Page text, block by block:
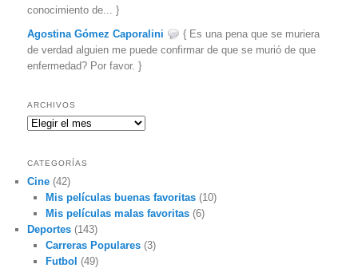
conocimiento de... }
Agostina Gómez Caporalini
{ Es una pena que se muriera
de verdad alguien me puede confirmar de que se murió de que
enfermedad? Por favor. }
ARCHIVOS
Archivos
CATEGORÍAS
Cine (42)
Mis películas buenas favoritas(10)
Mis películas malas favoritas(6)
Deportes (143)
Carreras Populares(3)
Futbol (49)